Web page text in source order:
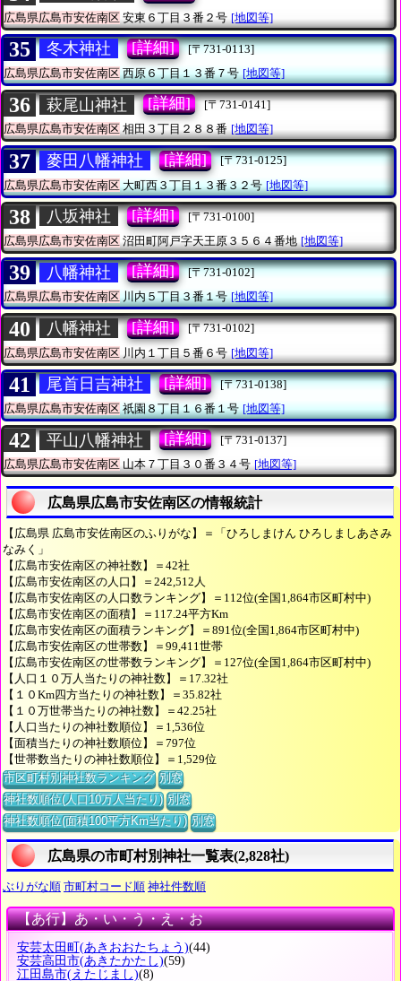
広島県広島市安佐南区 安東６丁目３番２号 [地図等]
35 冬木神社 [詳細]
[〒731-0113]
広島県広島市安佐南区西原６丁目１３番７号 [地図等]
36 萩尾山神社 [詳細]
[〒731-0141]
広島県広島市安佐南区相田３丁目２８８番 [地図等]
37 麥田八幡神社 [詳細]
[〒731-0125]
広島県広島市安佐南区大町西３丁目１３番３２号 [地図等]
38 八坂神社 [詳細]
[〒731-0100]
広島県広島市安佐南区 沼田町阿戸字天王原３５６４番地 [地図等]
39 八幡神社 [詳細]
[〒731-0102]
広島県広島市安佐南区川内５丁目３番１号 [地図等]
40 八幡神社 [詳細]
[〒731-0102]
広島県広島市安佐南区 川内１丁目５番６号 [地図等]
41 尾首日吉神社 [詳細]
[〒731-0138]
広島県広島市安佐南区祇園８丁目１６番１号 [地図等]
42 平山八幡神社 [詳細]
[〒731-0137]
広島県広島市安佐南区山本７丁目３０番３４号 [地図等]
広島県広島市安佐南区の情報統計
【広島県 広島市安佐南区のふりがな】＝「ひろしまけん ひろしましあさみ
なみく」
【広島市安佐南区の神社数】＝42社
【広島市安佐南区の人口】＝242,512人
【広島市安佐南区の人口数ランキング】＝112位(全国1,864市区町村中)
【広島市安佐南区の面積】＝117.24平方Km
【広島市安佐南区の面積ランキング】＝891位(全国1,864市区町村中)
【広島市安佐南区の世帯数】＝99,411世帯
【広島市安佐南区の世帯数ランキング】＝127位(全国1,864市区町村中)
【人口１０万人当たりの神社数】＝17.32社
【１０Km四方当たりの神社数】＝35.82社
【１０万世帯当たりの神社数】＝42.25社
【人口当たりの神社数順位】＝1,536位
【面積当たりの神社数順位】＝797位
【世帯数当たりの神社数順位】＝1,529位
市区町村別神社数ランキング 別窓
神社数順位(人口10万人当たり) 別窓
神社数順位(面積100平方Km当たり) 別窓
広島県の市町村別神社一覧表(2,828社)
ぶりがな順 市町村コード順 神社件数順
【あ行】あ・い・う・え・お
安芸太田町(あきおおたちょう)(44)
安芸高田市(あきたかたし)(59)
江田島市(えたじまし)(8)